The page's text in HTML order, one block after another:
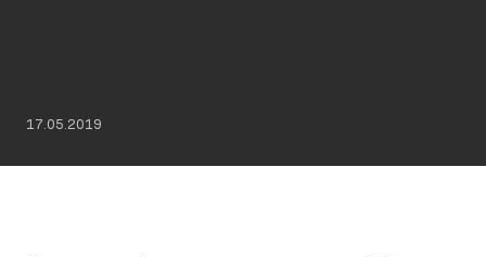
17.05.2019